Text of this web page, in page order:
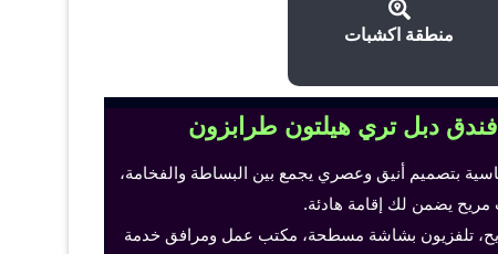
منطقة اكشبات
دبل تري هيلتون طرابزون
بتصميم أنيق وعصري يجمع بين البساطة والفخامة،
مريح يضمن لك إقامة هادئة.
تلفزيون بشاشة مسطحة، مكتب عمل ومرافق خدمة